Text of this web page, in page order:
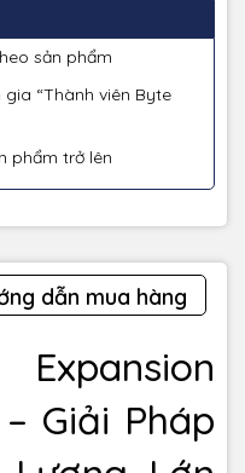
sản phẩm
“Thành viên Byte
phẩm trở lên
dẫn mua hàng
Giải Pháp